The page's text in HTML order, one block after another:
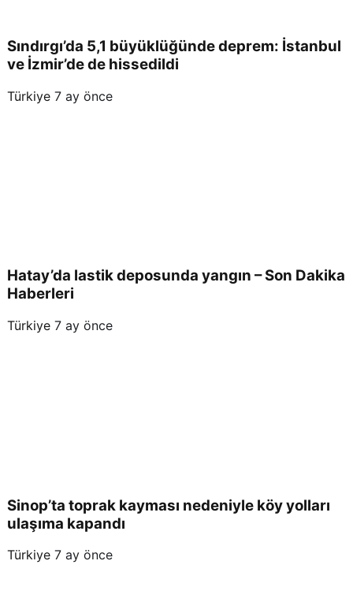
erler
i
Sındırgı’da 5,1 büyüklüğünde deprem: İstanbul
ve İzmir’de de hissedildi
Türkiye 7 ay önce
Hatay’da lastik deposunda yangın – Son Dakika
Haberleri
Türkiye 7 ay önce
Sinop’ta toprak kayması nedeniyle köy yolları
ulaşıma kapandı
Türkiye 7 ay önce